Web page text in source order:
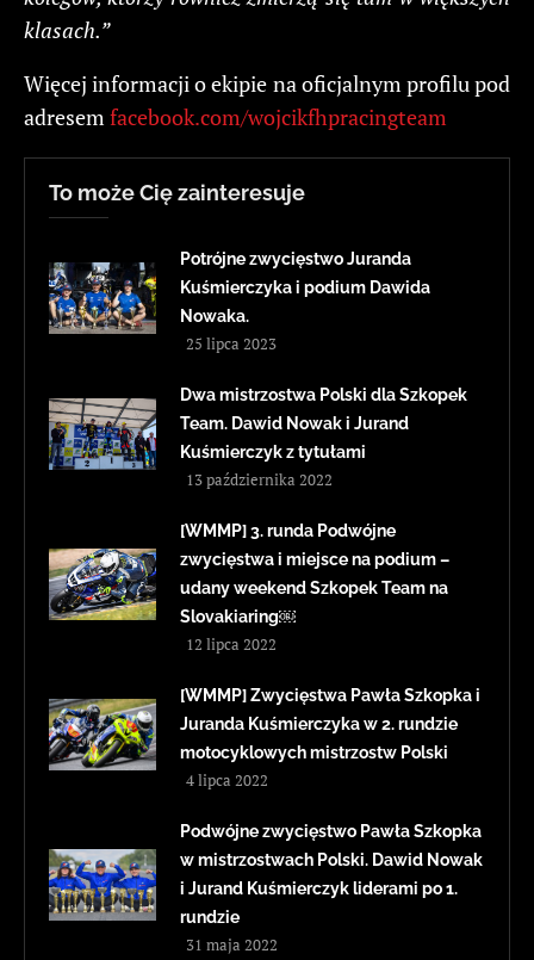
klasach.”
Więcej informacji o ekipie na oficjalnym profilu pod
adresem facebook.com/wojcikfhpracingteam
To może Cię zainteresuje
Potrójne zwycięstwo Juranda
Kuśmierczyka i podium Dawida
Nowaka.
25 lipca 2023
Dwa mistrzostwa Polski dla Szkopek
Team. Dawid Nowak i Jurand
Kuśmierczyk z tytułami
13 października 2022
[WMMP] 3. runda Podwójne
zwycięstwa i miejsce na podium –
udany weekend Szkopek Team na
Slovakiaring￼
12 lipca 2022
[WMMP] Zwycięstwa Pawła Szkopka i
Juranda Kuśmierczyka w 2. rundzie
motocyklowych mistrzostw Polski
4 lipca 2022
Podwójne zwycięstwo Pawła Szkopka
w mistrzostwach Polski. Dawid Nowak
i Jurand Kuśmierczyk liderami po 1.
rundzie
31 maja 2022